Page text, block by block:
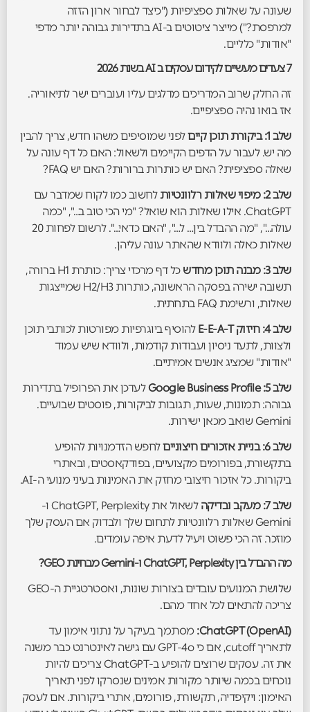
שעונה על שאלות ספציפיות ("כיצד לבחור ארון הזזה
למרפסת?") מייצר ציטוטים ב-AI בתדירות גבוהה יותר מדפי
"אודות" כלליים.
7 צעדים מעשיים לקידום עסקים ב AI בשנת 2026
זה החלק שרוב המדריכים מדלגים עליו ועוברים ישר לתיאוריה.
אז בואו נהיה ספציפיים.
שלב 1: ביקורת תוכן קיים
לפני שמוסיפים משהו חדש, צריך להבין
מה יש. לעבור על הדפים הקיימים ולשאול: האם כל דף עונה על
שאלה ספציפית? האם יש כותרות ברורות? האם יש FAQ?
שלב 2: מיפוי שאלות רלוונטיות
לחשוב כמו לקוח שמדבר עם
ChatGPT. אילו שאלות הוא שואל? "מי הכי טוב ב…", "כמה
עולה…", "מה ההבדל בין… ל…", "האם כדאי…". לרשום לפחות 20
שאלות כאלה ולוודא שהאתר עונה עליהן.
שלב 3: מבנה תוכן מחדש
כל דף מרכזי צריך: כותרת H1 ברורה,
תשובה ישירה בפסקה הראשונה, כותרות H2/H3 שמייצגות
שאלות, ורשימת FAQ בתחתית.
שלב 4: חיזוק E-E-A-T
להוסיף ביוגרפיות מפורטות לכותבי תוכן
ולצוות, לתעד ניסיון ועבודות קודמות, ולוודא שיש עמוד
"אודות" שמציג אנשים אמיתיים.
שלב 5: Google Business Profile
לעדכן את הפרופיל בתדירות
גבוהה: תמונות, שעות, תגובות לביקורות, פוסטים שבועיים.
Gemini שואב מכאן ישירות.
שלב 6: בניית אזכורים חיצוניים
לחפש הזדמנויות להופיע
בתקשורת, בפורומים מקצועיים, בפודקאסטים, ובאתרי
ביקורות. כל אזכור חיצובי מחזק את האמינות בעיני מנועי ה-AI.
שלב 7: מעקב ובדיקה
לשאול את ChatGPT, Perplexity ו-
Gemini שאלות רלוונטיות לתחום שלך ולבדוק אם העסק שלך
מוזכר. זה הכי פשוט ויעיל לדעת איפה עומדים.
מה ההבדל בין ChatGPT, Perplexity ו-Gemini מבחינת GEO?
שלושת המנועים עובדים בצורות שונות, ואסטרטגיית ה-GEO
צריכה להתאים לכל אחד מהם.
ChatGPT (OpenAI): מסתמך בעיקר על נתוני אימון עד
לתאריך cutoff, אם כי GPT-4o עם גישה לאינטרנט כבר משנה
את זה. עסקים שרוצים להופיע ב-ChatGPT צריכים להיות
נוכחים בכמה שיותר מקורות אמינים שנסרקו לפני תאריך
האימון: ויקיפדיה, תקשורת, פורומים, אתרי ביקורות. אם לעסק